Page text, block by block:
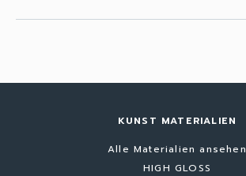
KUNST MATERIALIEN
Alle Materialien ansehen
HIGH GLOSS